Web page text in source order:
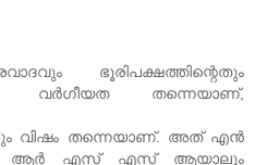
ഭൂരിപക്ഷത്തിന്റെതും
വര്‍ഗീയത തന്നെയാണ്,
വിഷം തന്നെയാണ്. അത് എന്‍
ആര്‍ എസ് എസ് ആയാലും